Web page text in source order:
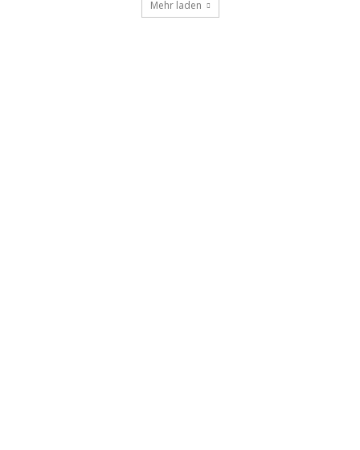
Mehr laden